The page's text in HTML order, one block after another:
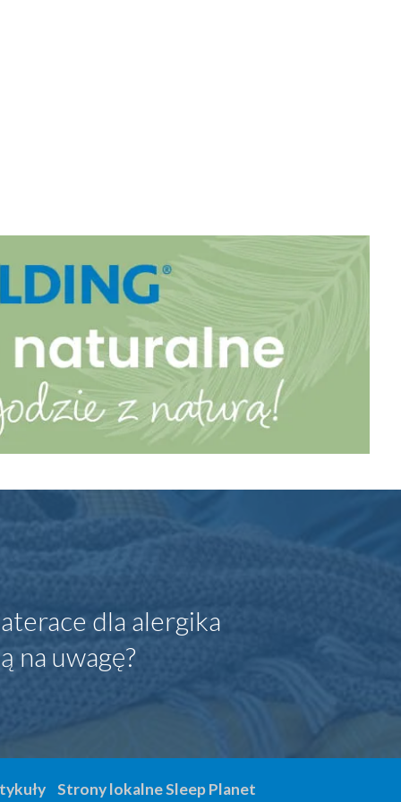
dla alergika
na uwagę?
Strony lokalne Sleep Planet